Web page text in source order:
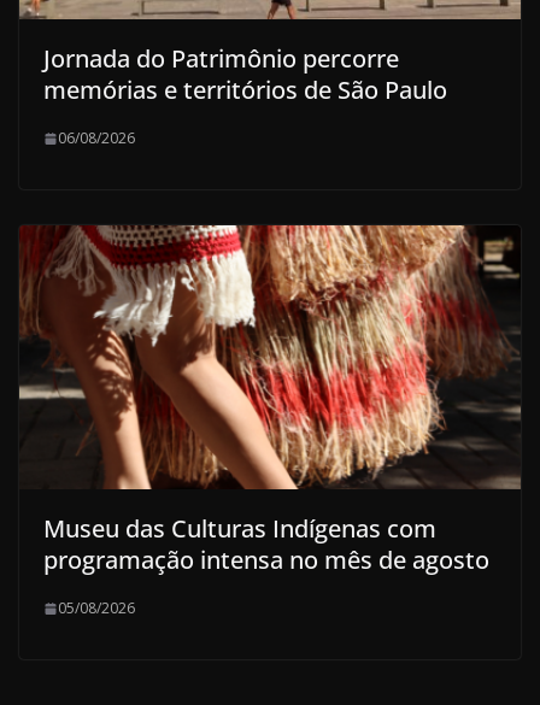
Jornada do Patrimônio percorre
memórias e territórios de São Paulo
06/08/2026
Museu das Culturas Indígenas com
programação intensa no mês de agosto
05/08/2026